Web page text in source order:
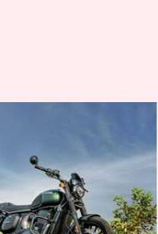
எந்த
06:54 pm